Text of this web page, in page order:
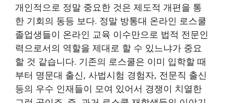
개인적으로 정말 중요한 것은 제도적 개편을 통
한 기회의 동등 보다. 정말 방통대 온라인 로스쿨
졸업생들이 온라인 교육 이수만으로 법적 전문인
력으로서의 역할을 제대로 할 수 있느냐가 중요
할 것 같습니다. 기존의 로스쿨은 이미 입학할 때
부터 명문대 출신, 사법시험 경험자, 전문직 출신
등의 우수 인재들이 모여 있어서 경쟁이 치열한